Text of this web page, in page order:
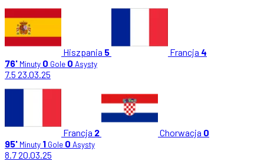
Hiszpania 5 Francja 4
76' Minuty 0 Gole 0 Asysty
7.5 23.03.25
Francja 2 Chorwacja 0
95' Minuty 1 Gole 0 Asysty
8.720.03.25